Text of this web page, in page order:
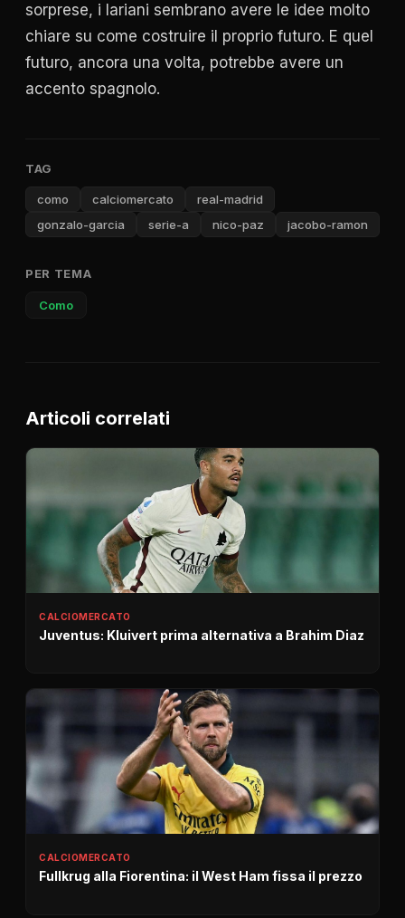
sorprese, i lariani sembrano avere le idee molto
chiare su come costruire il proprio futuro. E quel
futuro, ancora una volta, potrebbe avere un
accento spagnolo.
TAG
como calciomercato
real-madrid
gonzalo-garcia
serie-a nico-paz jacobo-ramon
PER TEMA
Como
Articoli correlati
CALCIOMERCATO
Juventus: Kluivert prima alternativa a Brahim Diaz
CALCIOMERCATO
Fullkrug alla Fiorentina: il West Ham fissa il prezzo